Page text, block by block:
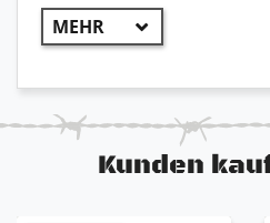
++ Original Bundeswehr ++
verstärkter Zehen und
Lasche am hinteren
Einstieg
antistatische Sohle, öl-
Kunden